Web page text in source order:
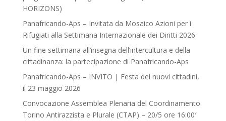
HORIZONS)
Panafricando-Aps – Invitata da Mosaico Azioni per i
Rifugiati alla Settimana Internazionale dei Diritti 2026
Un fine settimana all’insegna dell’intercultura e della
cittadinanza: la partecipazione di Panafricando-Aps
Panafricando-Aps – INVITO | Festa dei nuovi cittadini,
il 23 maggio 2026
Convocazione Assemblea Plenaria del Coordinamento
Torino Antirazzista e Plurale (CTAP) – 20/5 ore 16:00′